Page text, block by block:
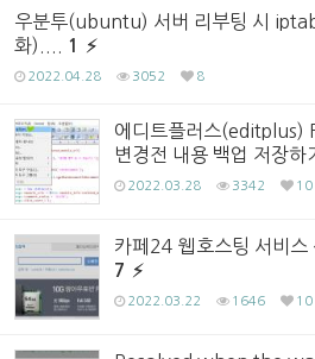
우분투(ubuntu) 서버 리부팅 시
화)....
1
2022.04.28 3052 8
에디트플러스(editplus)
변경전 내용 백업 저장하
2022.03.28 3342 10
카페24 웹호스팅 서비
7
2022.03.22 1646 10